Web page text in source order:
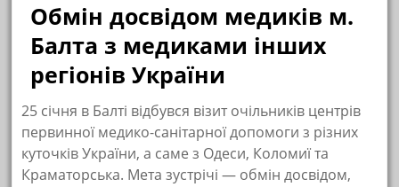
Обмін досвідом медиків м.
Балта з медиками інших
регіонів України
25 січня в Балті відбувся візит очільників центрів
первинної медико-санітарної допомоги з різних
куточків України, а саме з Одеси, Коломиї та
Краматорська. Мета зустрічі — обмін досвідом,